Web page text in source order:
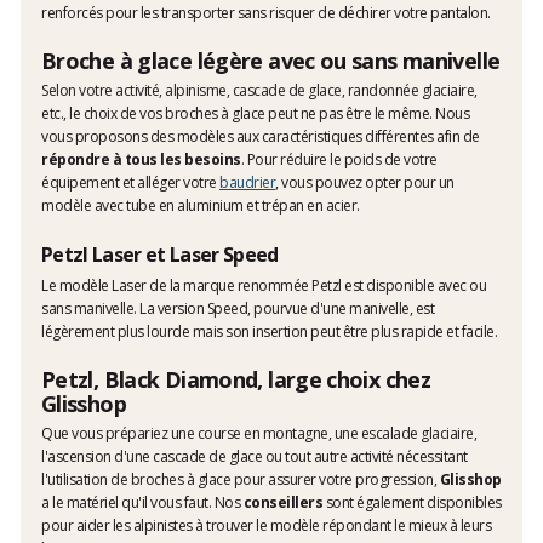
renforcés pour les transporter sans risquer de déchirer votre pantalon.
Broche à glace légère avec ou sans manivelle
Selon votre activité, alpinisme, cascade de glace, randonnée glaciaire,
etc., le choix de vos broches à glace peut ne pas être le même. Nous
vous proposons des modèles aux caractéristiques différentes afin de
répondre à tous les besoins. Pour réduire le poids de votre
équipement et alléger votre baudrier, vous pouvez opter pour un
modèle avec tube en aluminium et trépan en acier.
Petzl Laser et Laser Speed
Le modèle Laser de la marque renommée Petzl est disponible avec ou
sans manivelle. La version Speed, pourvue d'une manivelle, est
légèrement plus lourde mais son insertion peut être plus rapide et facile.
Petzl, Black Diamond, large choix chez
Glisshop
Que vous prépariez une course en montagne, une escalade glaciaire,
l'ascension d'une cascade de glace ou tout autre activité nécessitant
l'utilisation de broches à glace pour assurer votre progression, Glisshop
a le matériel qu'il vous faut. Nosconseillers sont également disponibles
pour aider les alpinistes à trouver le modèle répondant le mieux à leurs